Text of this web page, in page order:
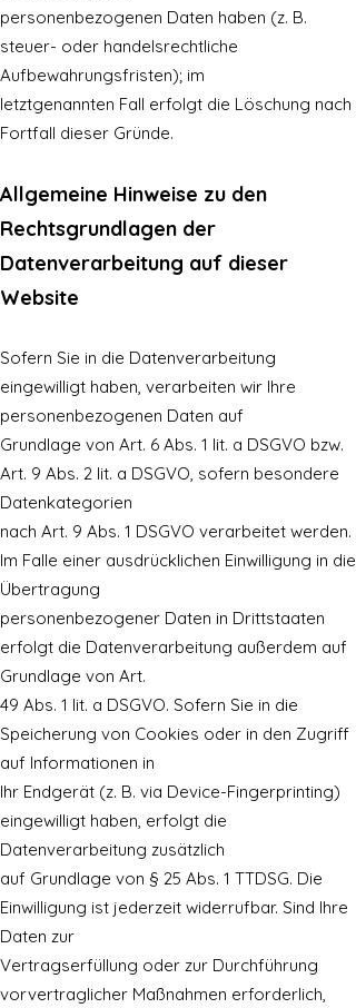
personenbezogenen Daten haben (z. B.
steuer- oder handelsrechtliche
Aufbewahrungsfristen); im
letztgenannten Fall erfolgt die Löschung nach
Fortfall dieser Gründe.
Allgemeine Hinweise zu den
Rechtsgrundlagen der
Datenverarbeitung auf dieser
Website
Sofern Sie in die Datenverarbeitung
eingewilligt haben, verarbeiten wir Ihre
personenbezogenen Daten auf
Grundlage von Art. 6 Abs. 1 lit. a DSGVO bzw.
Art. 9 Abs. 2 lit. a DSGVO, sofern besondere
Datenkategorien
nach Art. 9 Abs. 1 DSGVO verarbeitet werden.
Im Falle einer ausdrücklichen Einwilligung in die
Übertragung
personenbezogener Daten in Drittstaaten
erfolgt die Datenverarbeitung außerdem auf
Grundlage von Art.
49 Abs. 1 lit. a DSGVO. Sofern Sie in die
Speicherung von Cookies oder in den Zugriff
auf Informationen in
Ihr Endgerät (z. B. via Device-Fingerprinting)
eingewilligt haben, erfolgt die
Datenverarbeitung zusätzlich
auf Grundlage von § 25 Abs. 1 TTDSG. Die
Einwilligung ist jederzeit widerrufbar. Sind Ihre
Daten zur
Vertragserfüllung oder zur Durchführung
vorvertraglicher Maßnahmen erforderlich,